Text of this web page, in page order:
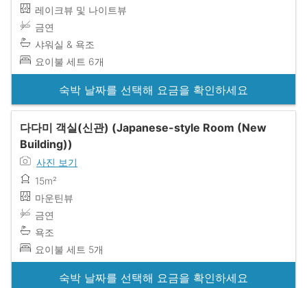
레이크뷰 및 나이트뷰
금연
샤워실 & 욕조
요이불 세트 6개
숙박 날짜를 선택해 요금을 확인하세요
다다미 객실(신관) (Japanese-style Room (New
Building))
사진 보기
15m²
마운틴뷰
금연
욕조
요이불 세트 5개
숙박 날짜를 선택해 요금을 확인하세요